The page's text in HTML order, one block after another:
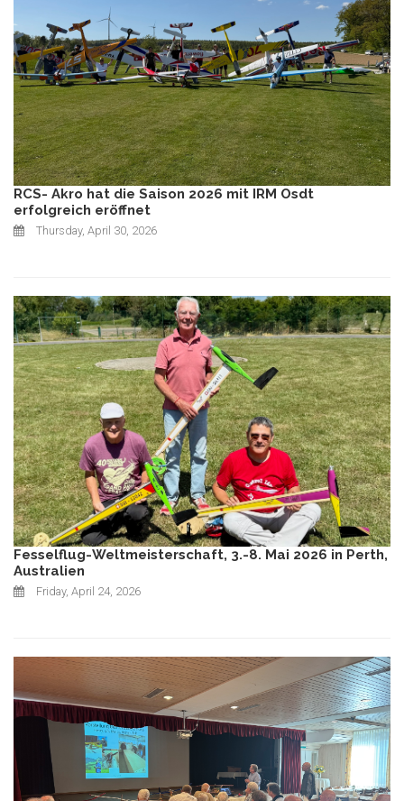
RCS- Akro hat die Saison 2026 mit IRM Osdt
erfolgreich eröffnet
Thursday, April 30, 2026
Fesselflug-Weltmeisterschaft, 3.-8. Mai 2026 in Perth,
Australien
Friday, April 24, 2026